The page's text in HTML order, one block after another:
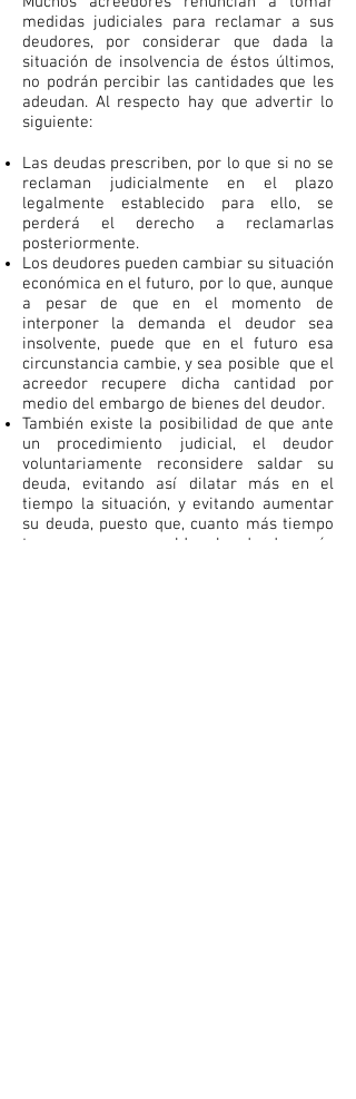
medidas judiciales para reclamar a sus
deudores, por considerar que dada la
situación de insolvencia de éstos últimos,
no podrán percibir las cantidades que les
adeudan. Al respecto hay que advertir lo
siguiente:
Las deudas prescriben, por lo que si no se
reclaman judicialmente en el plazo
legalmente establecido para ello, se
perderá el derecho a reclamarlas
posteriormente.
Los deudores pueden cambiar su situación
económica en el futuro, por lo que, aunque
a pesar de que en el momento de
interponer la demanda el deudor sea
insolvente, puede que en el futuro esa
circunstancia cambie, y sea posible que el
acreedor recupere dicha cantidad por
medio del embargo de bienes del deudor.
También existe la posibilidad de que ante
un procedimiento judicial, el deudor
voluntariamente reconsidere saldar su
deuda, evitando así dilatar más en el
tiempo la situación, y evitando aumentar
su deuda, puesto que, cuanto más tiempo
transcurra para saldar la deuda, más